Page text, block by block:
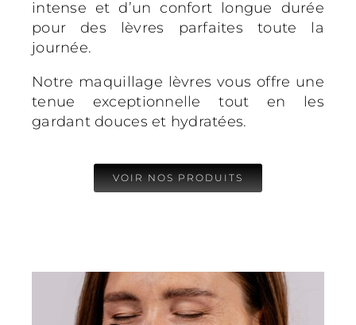
intense et d’un confort longue durée
pour des lèvres parfaites toute la
journée.
Notre maquillage lèvres vous offre une
tenue exceptionnelle tout en les
gardant douces et hydratées.
VOIR NOS PRODUITS